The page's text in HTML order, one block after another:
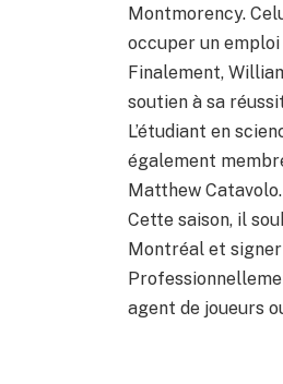
Montmorency.
occuper un
Finalement,
soutien à sa
L’étudiant en
également
Matthew Catavolo.
Cette saison, il
Montréal et
agent de joueurs